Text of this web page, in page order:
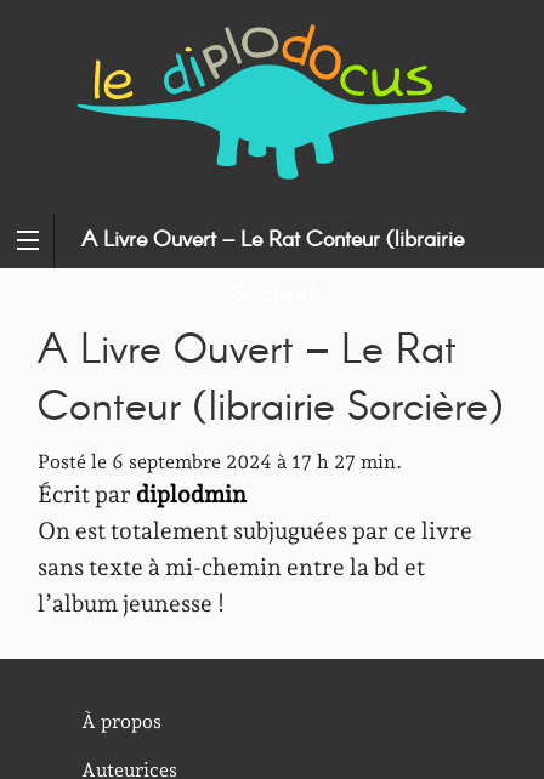
A Livre Ouvert – Le Rat Conteur (librairie
A Livre Ouvert – Le Rat
Conteur (librairie Sorcière)
Posté le 6 septembre 2024 à 17 h 27 min.
Écrit par diplodmin
On est totalement subjuguées par ce livre
sans texte à mi-chemin entre la bd et
l’album jeunesse !
À propos
Auteurices